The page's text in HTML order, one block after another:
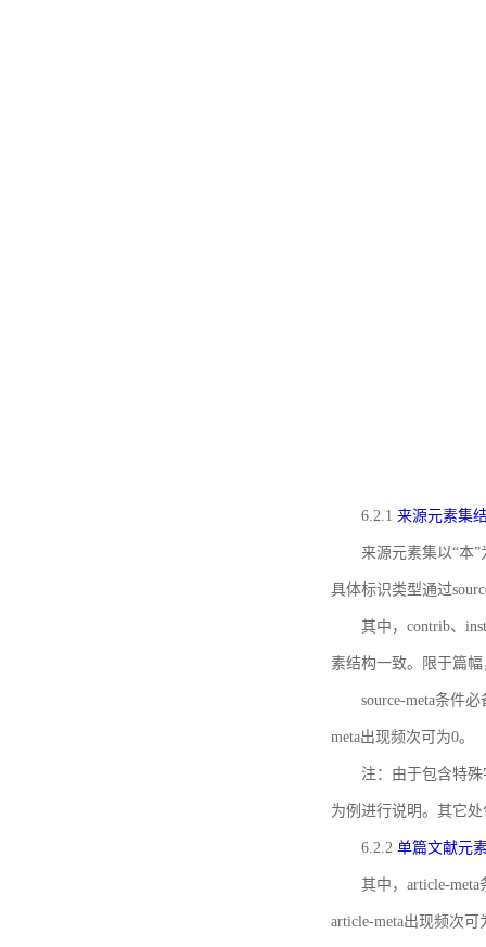
6.2.1 来源元素集
来源元素集以“本
具体标识类型通过
其中，contrib、
素结构一致。限于篇
source-meta条件
meta出现频次可为0。
注：由于包含特殊
为例进行说明。其它
6.2.2 单篇文献元
其中，article-
article-meta出现频次可